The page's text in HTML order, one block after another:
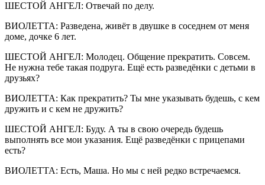
ШЕСТОЙ АНГЕЛ: Отвечай по делу.
ВИОЛЕТТА: Разведена, живёт в двушке в соседнем от меня
доме, дочке 6 лет.
ШЕСТОЙ АНГЕЛ: Молодец. Общение прекратить. Совсем.
Не нужна тебе такая подруга. Ещё есть разведёнки с детьми в
друзьях?
ВИОЛЕТТА: Как прекратить? Ты мне указывать будешь, с кем
дружить и с кем не дружить?
ШЕСТОЙ АНГЕЛ: Буду. А ты в свою очередь будешь
выполнять все мои указания. Ещё разведёнки с прицепами
есть?
ВИОЛЕТТА: Есть, Маша. Но мы с ней редко встречаемся.